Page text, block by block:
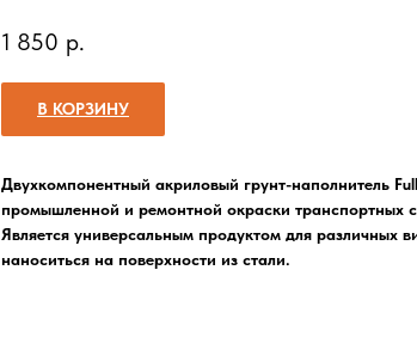
1 850 р.
В КОРЗИНУ
Двухкомпонентный акриловый грунт-наполнитель
промышленной и ремонтной окраски транспортных
Является универсальным продуктом для различных
наноситься на поверхности из стали.